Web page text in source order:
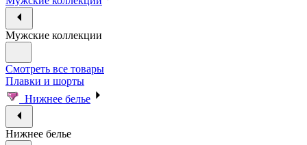
Мужские коллекции
Смотреть все товары
Плавки и шорты
Нижнее белье
Нижнее белье